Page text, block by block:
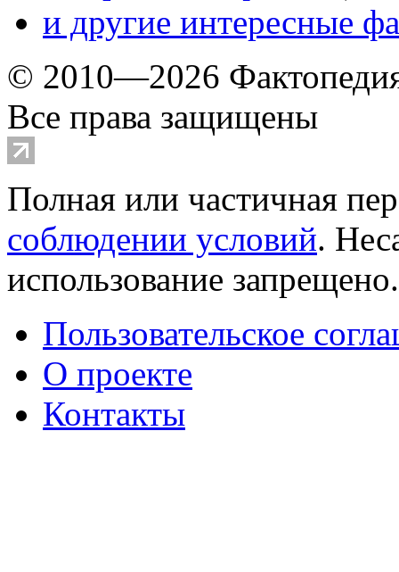
и другие интересные
© 2010—2026
Все права защищены
Полная или частичная
соблюдении условий.
использование
Пользовательское
О проекте
Контакты